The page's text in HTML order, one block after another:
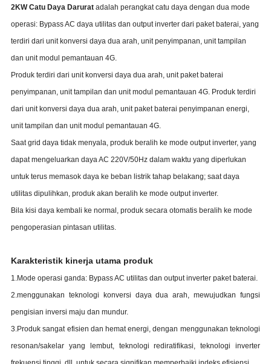
2KW Catu Daya Darurat adalah perangkat catu daya dengan dua mode
operasi: Bypass AC daya utilitas dan output inverter dari paket baterai, yang
terdiri dari unit konversi daya dua arah, unit penyimpanan, unit tampilan
dan unit modul pemantauan 4G.
Produk terdiri dari unit konversi daya dua arah, unit paket baterai
penyimpanan, unit tampilan dan unit modul pemantauan 4G. Produk terdiri
dari unit konversi daya dua arah, unit paket baterai penyimpanan energi,
unit tampilan dan unit modul pemantauan 4G.
Saat grid daya tidak menyala, produk beralih ke mode output inverter, yang
dapat mengeluarkan daya AC 220V/50Hz dalam waktu yang diperlukan
untuk terus memasok daya ke beban listrik tahap belakang; saat daya
utilitas dipulihkan, produk akan beralih ke mode output inverter.
Bila kisi daya kembali ke normal, produk secara otomatis beralih ke mode
pengoperasian pintasan utilitas.
Karakteristik kinerja utama produk
1.Mode operasi ganda: Bypass AC utilitas dan output inverter paket baterai.
2.menggunakan teknologi konversi daya dua arah, mewujudkan fungsi
pengisian inversi maju dan mundur.
3.Produk sangat efisien dan hemat energi, dengan menggunakan teknologi
resonan/sakelar yang lembut, teknologi rediratifikasi, teknologi inverter